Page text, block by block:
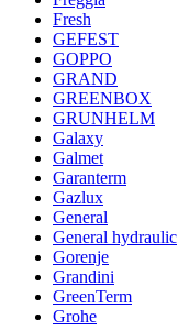
Fresh
GEFEST
GOPPO
GRAND
GREENBOX
GRUNHELM
Galaxy
Galmet
Garanterm
Gazlux
General
General hydraulic
Gorenje
Grandini
GreenTerm
Grohe